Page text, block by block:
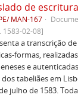
MAN-167
1583-02-08]
a transcrição
formas,
e
dos tabeliães em
julho de 1583.